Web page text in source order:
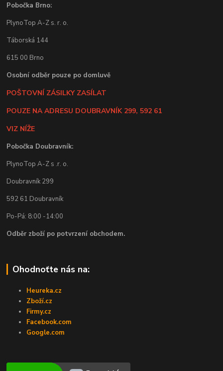
Pobočka Brno:
PlynoTop A-Z s. r. o.
Táborská 144
615 00 Brno
Osobní odběr pouze po domluvě
POŠTOVNÍ ZÁSILKY ZASÍLAT
POUZE NA ADRESU DOUBRAVNÍK 299, 592 61
VIZ NÍŽE
Pobočka Doubravník:
PlynoTop A-Z s .r. o.
Doubravník 299
592 61 Doubravník
Po-Pá: 8:00 -14:00
Odběr zboží po potvrzení obchodem.
Ohodnoťte nás na:
Heureka.cz
Zboží.cz
Firmy.cz
Facebook.com
Google.com